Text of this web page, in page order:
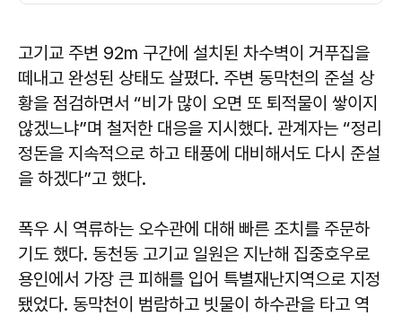
고기교 주변 92m 구간에 설치된 차수벽이 거푸집을
떼내고 완성된 상태도 살폈다. 주변 동막천의 준설 상
황을 점검하면서 “비가 많이 오면 또 퇴적물이 쌓이지
않겠느냐”며 철저한 대응을 지시했다. 관계자는 “정리
정돈을 지속적으로 하고 태풍에 대비해서도 다시 준설
을 하겠다”고 했다.
폭우 시 역류하는 오수관에 대해 빠른 조치를 주문하
기도 했다. 동천동 고기교 일원은 지난해 집중호우로
용인에서 가장 큰 피해를 입어 특별재난지역으로 지정
됐었다. 동막천이 범람하고 빗물이 하수관을 타고 역